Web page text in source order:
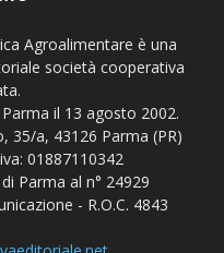
Agroalimentare è una
società cooperativa
il 13 agosto 2002.
35/a, 43126 Parma (PR)
01887110342
Parma al n° 24929
- R.O.C. 4843